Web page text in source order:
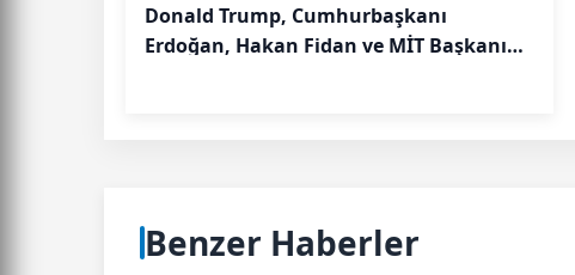
Donald Trump, Cumhurbaşkanı
Erdoğan, Hakan Fidan ve MİT Başkanı
Benzer Haberler